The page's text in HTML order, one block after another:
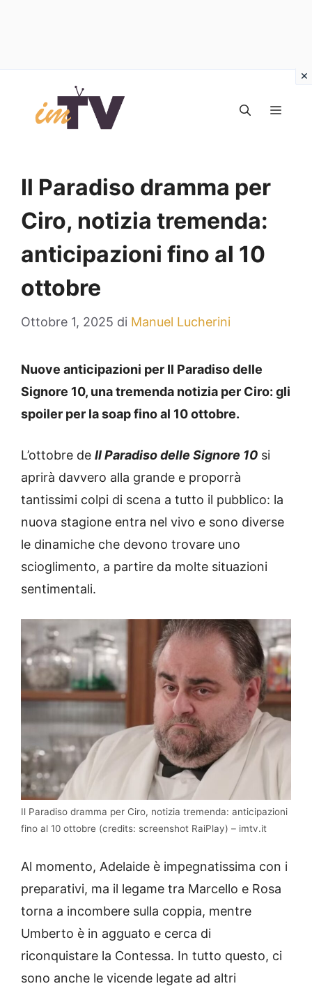
contenuto
Il Paradiso dramma per
Ciro, notizia tremenda:
anticipazioni fino al 10
ottobre
Ottobre 1, 2025 di Manuel Lucherini
Nuove anticipazioni per Il Paradiso delle
Signore 10, una tremenda notizia per Ciro: gli
spoiler per la soap fino al 10 ottobre.
L’ottobre de Il Paradiso delle Signore 10 si
aprirà davvero alla grande e proporrà
tantissimi colpi di scena a tutto il pubblico: la
nuova stagione entra nel vivo e sono diverse
le dinamiche che devono trovare uno
scioglimento, a partire da molte situazioni
sentimentali.
Il Paradiso dramma per Ciro, notizia tremenda: anticipazioni
fino al 10 ottobre (credits: screenshot RaiPlay) – imtv.it
Al momento, Adelaide è impegnatissima con i
preparativi, ma il legame tra Marcello e Rosa
torna a incombere sulla coppia, mentre
Umberto è in agguato e cerca di
riconquistare la Contessa. In tutto questo, ci
sono anche le vicende legate ad altri